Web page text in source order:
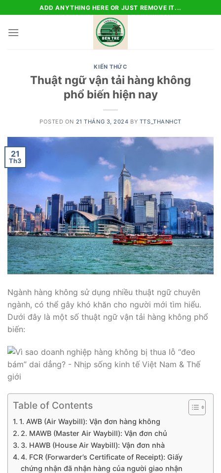
to
content
ADD ANYTHING HERE OR JUST REMOVE IT...
KIẾN THỨC
Thuật ngữ vận tải hàng không
phổ biến hiện nay
POSTED ON 21 THÁNG 3, 2024 BY TTS_THANHCT
21
Th3
Ngành hàng không sử dụng nhiều thuật ngữ chuyên
ngành, có thể gây khó khăn cho người mới tìm hiểu.
Dưới đây là một số thuật ngữ vận tải hàng không phổ
biến:
Table of Contents
1. AWB (Air Waybill): Vận đơn hàng không
2. MAWB (Master Air Waybill): Vận đơn chủ
3. HAWB (House Air Waybill): Vận đơn nhà
4. FCR (Forwarder’s Certificate of Receipt): Giấy
chứng nhận đã nhận hàng của người giao nhận